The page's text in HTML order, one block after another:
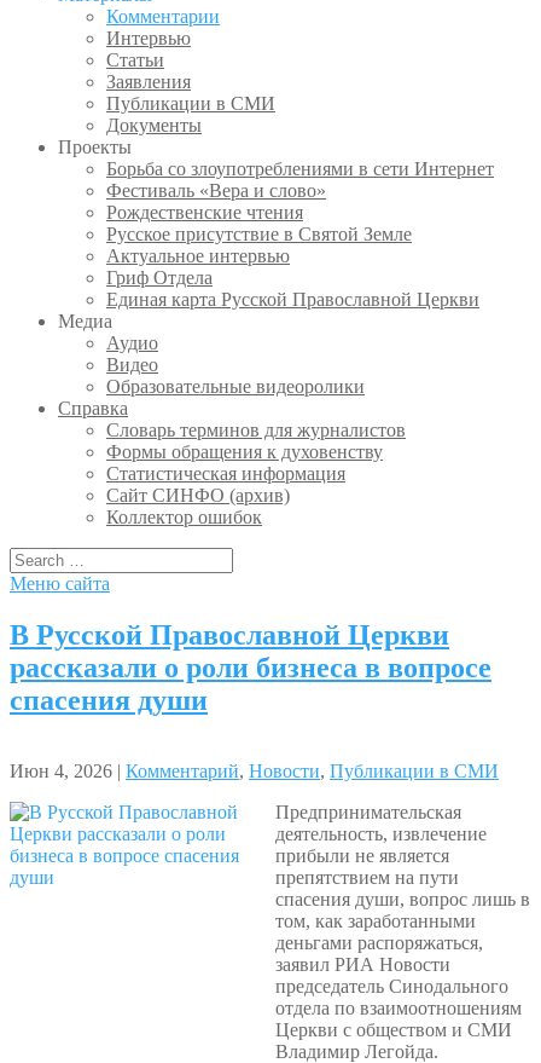
Комментарии
Интервью
Статьи
Заявления
Публикации в СМИ
Документы
Проекты
Борьба со злоупотреблениями в сети Интернет
Фестиваль «Вера и слово»
Рождественские чтения
Русское присутствие в Святой Земле
Актуальное интервью
Гриф Отдела
Единая карта Русской Православной Церкви
Медиа
Аудио
Видео
Образовательные видеоролики
Справка
Словарь терминов для журналистов
Формы обращения к духовенству
Статистическая информация
Сайт СИНФО (архив)
Коллектор ошибок
Меню сайта
В Русской Православной Церкви
рассказали о роли бизнеса в вопросе
спасения души
Июн 4, 2026 | Комментарий, Новости, Публикации в СМИ
Предпринимательская
деятельность, извлечение
прибыли не является
препятствием на пути
спасения души, вопрос лишь в
том, как заработанными
деньгами распоряжаться,
заявил РИА Новости
председатель Синодального
отдела по взаимоотношениям
Церкви с обществом и СМИ
Владимир Легойда.